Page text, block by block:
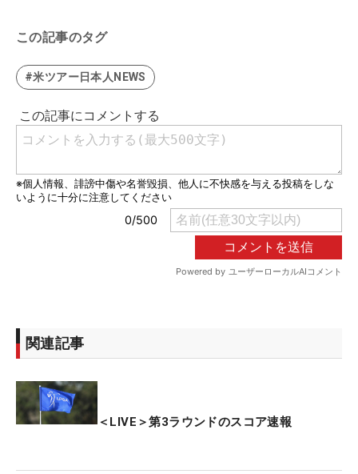
この記事のタグ
#米ツアー日本人NEWS
関連記事
＜LIVE＞第3ラウンドのスコア速報